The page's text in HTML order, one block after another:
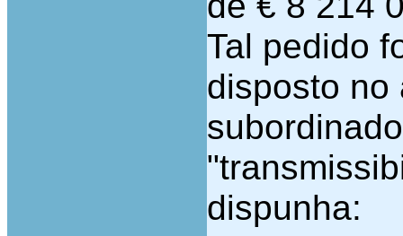
Tal pedido
disposto no
dispunha: